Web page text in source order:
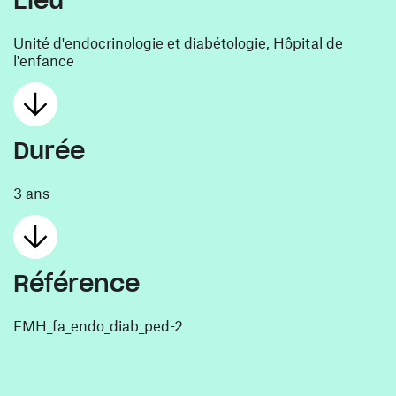
Unité d'endocrinologie et diabétologie, Hôpital de
l'enfance
Durée
3 ans
Référence
FMH_fa_endo_diab_ped-2